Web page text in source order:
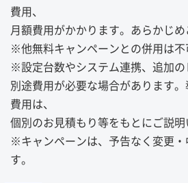
費用、
月額費用がかかります。あらかじめ
※他無料キャンペーンとの併用は不
※設定台数やシステム連携、追加の
別途費用が必要な場合があります
費用は、
個別のお見積もり等をもとにご説明
※キャンペーンは、予告なく変更・
す。